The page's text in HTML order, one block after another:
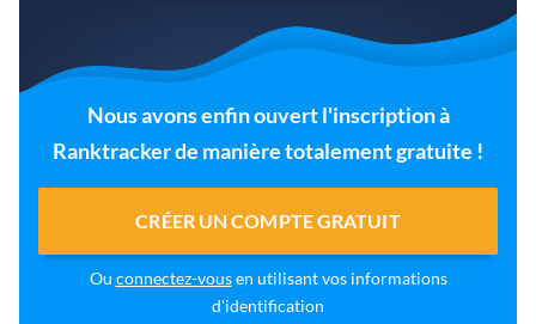
Nous avons enfin ouvert l'inscription à
Ranktracker de manière totalement gratuite !
CRÉER UN COMPTE GRATUIT
Ou connectez-vousen utilisant vos informations
d'identification